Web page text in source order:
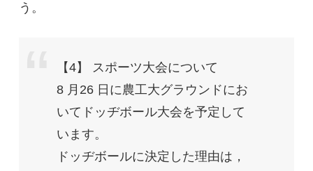
う。
【4】 スポーツ大会について
8 月26 日に農工大グラウンドにお
いてドッヂボール大会を予定して
います。
ドッヂボールに決定した理由は，